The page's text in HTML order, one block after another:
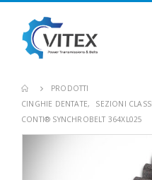
PRODOTTI
CINGHIE DENTATE, SEZIONI
CONTI® SYNCHROBELT 364XL025